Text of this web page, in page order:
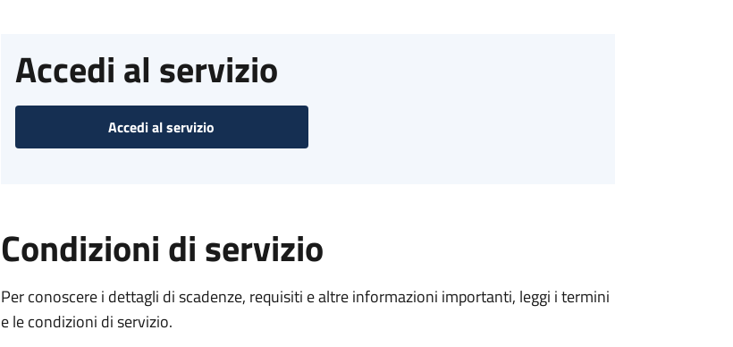
Accedi al servizio
Accedi al servizio
Condizioni di servizio
Per conoscere i dettagli di scadenze, requisiti e altre informazioni importanti, leggi i termini
e le condizioni di servizio.